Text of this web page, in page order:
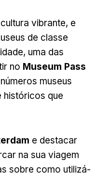
vibrante, e
de classe
uma das
no Museum Pass
museus
históricos que
e destacar
na sua viagem
sobre como utilizá-